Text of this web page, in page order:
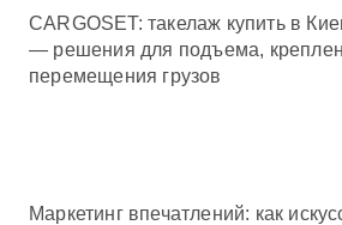
CARGOSET: такелаж купить в
— решения для подъема,
перемещения грузов
Маркетинг впечатлений: как